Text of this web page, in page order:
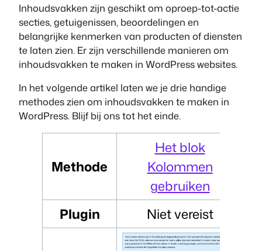
Inhoudsvakken zijn geschikt om oproep-tot-actie
secties, getuigenissen, beoordelingen en
belangrijke kenmerken van producten of diensten
te laten zien. Er zijn verschillende manieren om
inhoudsvakken te maken in WordPress websites.
In het volgende artikel laten we je drie handige
methodes zien om inhoudsvakken te maken in
WordPress. Blijf bij ons tot het einde.
Methode
Het blok
Kolommen
gebruiken
Plugin
Niet vereist